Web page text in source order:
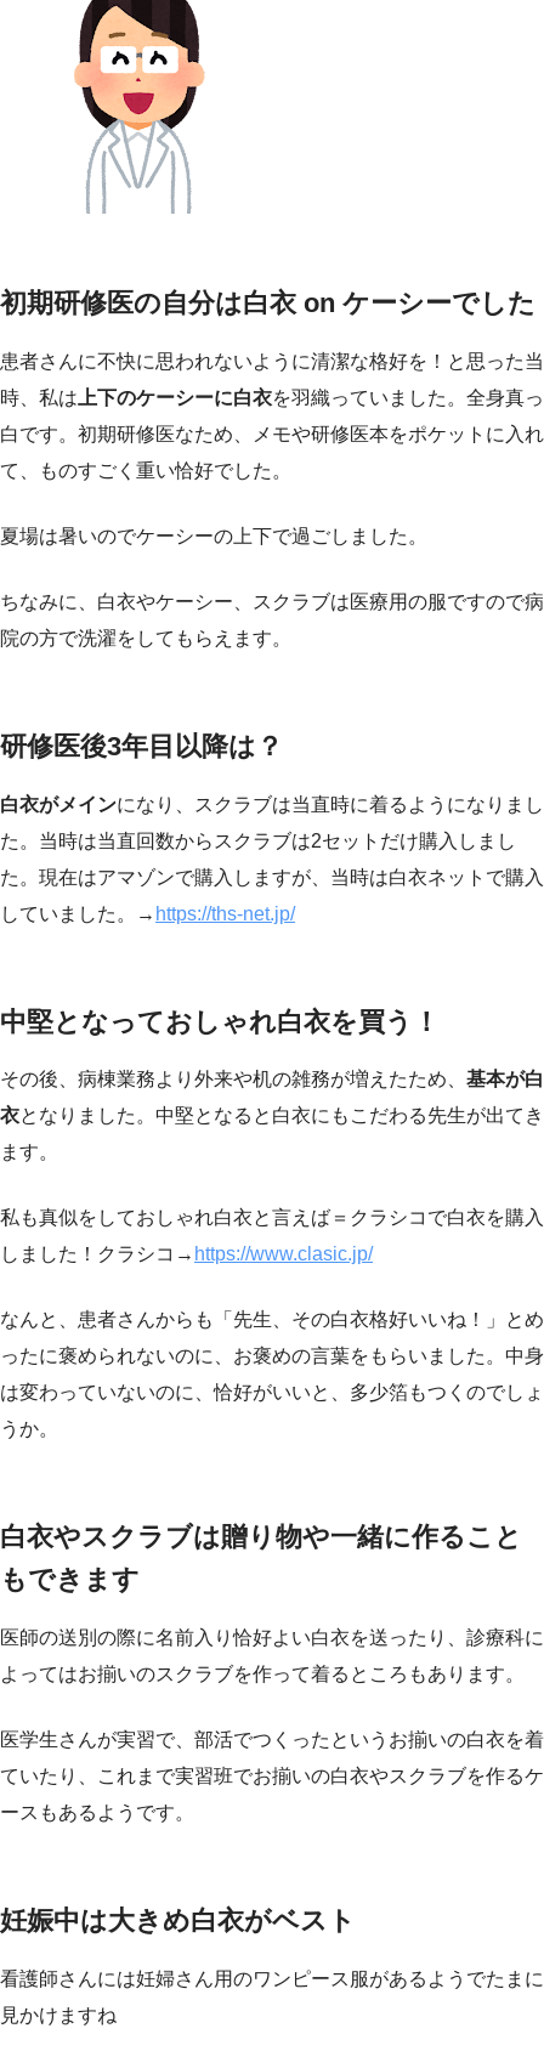
初期研修医の自分は白衣 on ケーシーでした
患者さんに不快に思われないように清潔な格好を！と思った当
時、私は 上下のケーシーに白衣を羽織っていました。全身真っ
白です。初期研修医なため、メモや研修医本をポケットに入れ
て、ものすごく重い恰好でした。
夏場は暑いのでケーシーの上下で過ごしました。
ちなみに、白衣やケーシー、スクラブは医療用の服ですので病
院の方で洗濯をしてもらえます。
研修医後3年目以降は？
白衣がメインになり、スクラブは当直時に着るようになりまし
た。当時は当直回数からスクラブは2セットだけ購入しまし
た。現在はアマゾンで購入しますが、当時は白衣ネットで購入
していました。→ https://ths-net.jp/
中堅となっておしゃれ白衣を買う！
その後、病棟業務より外来や机の雑務が増えたため、 基本が白
衣となりました。中堅となると白衣にもこだわる先生が出てき
ます。
私も真似をしておしゃれ白衣と言えば＝クラシコで白衣を購入
しました！クラシコ→ https://www.clasic.jp/
なんと、患者さんからも「先生、その白衣格好いいね！」とめ
ったに褒められないのに、お褒めの言葉をもらいました。中身
は変わっていないのに、恰好がいいと、多少箔もつくのでしょ
うか。
白衣やスクラブは贈り物や一緒に作ること
もできます
医師の送別の際に名前入り恰好よい白衣を送ったり、診療科に
よってはお揃いのスクラブを作って着るところもあります。
医学生さんが実習で、部活でつくったというお揃いの白衣を着
ていたり、これまで実習班でお揃いの白衣やスクラブを作るケ
ースもあるようです。
妊娠中は大きめ白衣がベスト
看護師さんには妊婦さん用のワンピース服があるようでたまに
見かけますね